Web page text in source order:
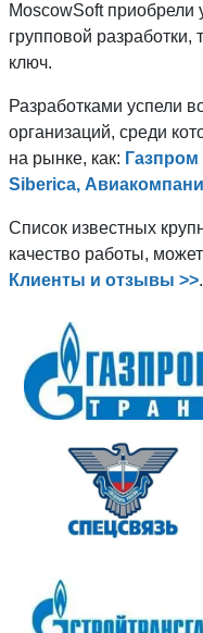
MoscowSoft приобрели
групповой разработки,
ключ.
Разработками успели
организаций, среди
на рынке, как:
Siberica,
Список известных
качество работы,
Клиенты и отзывы >>.